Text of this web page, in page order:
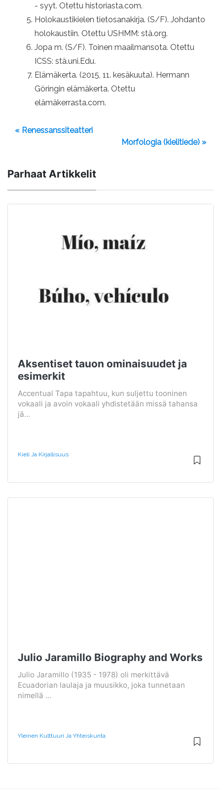
- syyt. Otettu historiasta.com.
Holokaustikielen tietosanakirja. (S/F). Johdanto
holokaustiin. Otettu USHMM: stä.org.
Jopa m. (S/F). Toinen maailmansota. Otettu
ICSS: stä.uni.Edu.
Elämäkerta. (2015, 11. kesäkuuta). Hermann
Göringin elämäkerta. Otettu
elämäkerrasta.com.
« Renessanssiteatteri
Morfologia (kielitiede) »
Parhaat Artikkelit
Aksentiset tauon ominaisuudet ja
esimerkit
Accentual Tapa tapahtuu, kun suljettu tooninen
vokaali ja avoin vokaali yhdistetään missä tahansa
jä...
Kieli Ja Kirjallisuus
Julio Jaramillo Biography and Works
Julio Jaramillo (1935 - 1978) oli merkittävä
Ecuadorian laulaja ja muusikko, joka tunnetaan
nimellä ...
Yleinen Kulttuuri Ja Yhteiskunta